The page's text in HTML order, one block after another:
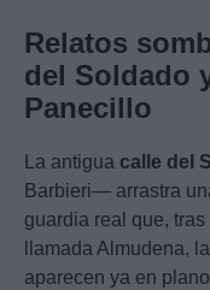
Relatos
del Soldado
Panecillo
La antigua calle del
Barbieri— arrastra
guardia real que,
llamada Almudena,
aparecen ya en